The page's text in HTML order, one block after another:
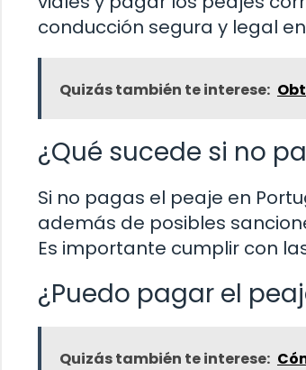
conducción segura y legal
Quizás también te interese:
¿Qué sucede si no
Si no pagas el peaje en
además de posibles
Es importante cumplir con
¿Puedo pagar el
Quizás también te interese: